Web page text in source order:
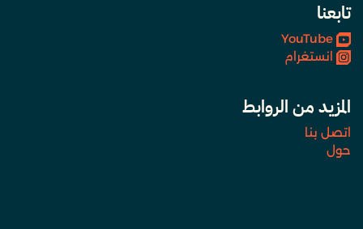
تابعنا
YouTube
انستغرام
المزيد من الروابط
اتصل بنا
حول